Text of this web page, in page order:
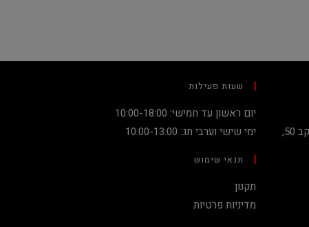
קניון מגדלי העיר קומה 2, שדרות יעקב 50,
שעות פעילות
יום ראשון עד חמישי: 10:00-18:00
ימי שישי וערבי חג: 10:00-13:00
תנאי שימוש
תקנון
מדיניות פרטיות